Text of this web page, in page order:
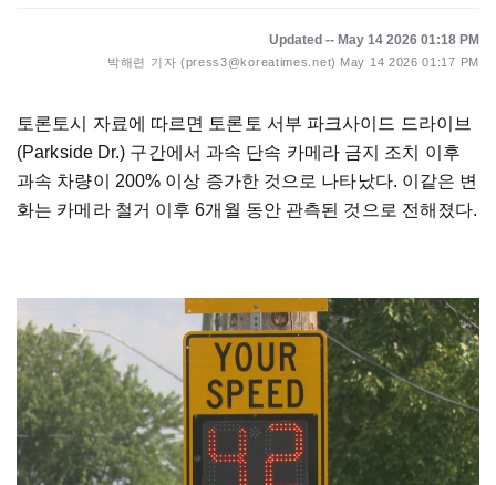
Updated -- May 14 2026 01:18 PM
박해련 기자 (press3@koreatimes.net) May 14 2026 01:17 PM
토론토시 자료에 따르면 토론토 서부 파크사이드 드라이브
(Parkside Dr.) 구간에서 과속 단속 카메라 금지 조치 이후
과속 차량이 200% 이상 증가한 것으로 나타났다. 이같은 변
화는 카메라 철거 이후 6개월 동안 관측된 것으로 전해졌다.